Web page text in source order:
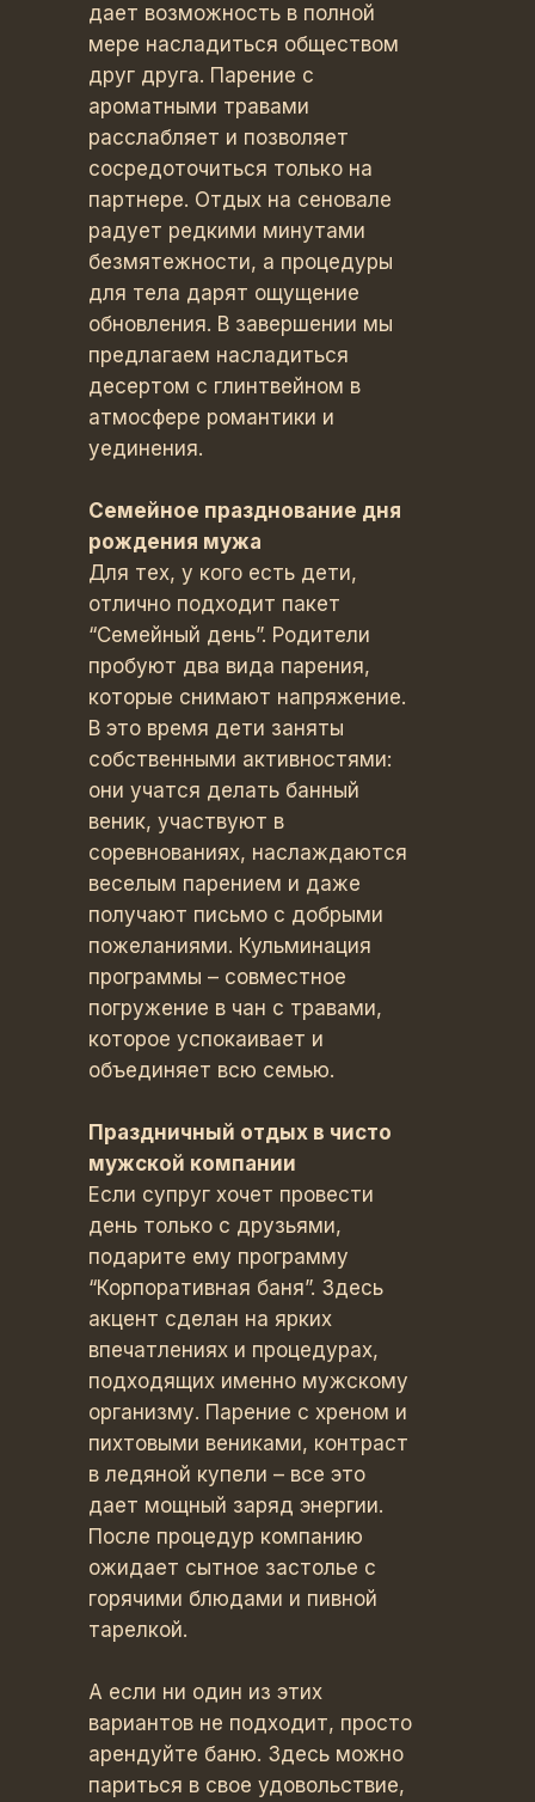
дает возможность в полной
мере насладиться обществом
друг друга. Парение с
ароматными травами
расслабляет и позволяет
сосредоточиться только на
партнере. Отдых на сеновале
радует редкими минутами
безмятежности, а процедуры
для тела дарят ощущение
обновления. В завершении мы
предлагаем насладиться
десертом с глинтвейном в
атмосфере романтики и
уединения.
Семейное празднование дня
рождения мужа
Для тех, у кого есть дети,
отлично подходит пакет
“Семейный день”. Родители
пробуют два вида парения,
которые снимают напряжение.
В это время дети заняты
собственными активностями:
они учатся делать банный
веник, участвуют в
соревнованиях, наслаждаются
веселым парением и даже
получают письмо с добрыми
пожеланиями. Кульминация
программы – совместное
погружение в чан с травами,
которое успокаивает и
объединяет всю семью.
Праздничный отдых в чисто
мужской компании
Если супруг хочет провести
день только с друзьями,
подарите ему программу
“Корпоративная баня”. Здесь
акцент сделан на ярких
впечатлениях и процедурах,
подходящих именно мужскому
организму. Парение с хреном и
пихтовыми вениками, контраст
в ледяной купели – все это
дает мощный заряд энергии.
После процедур компанию
ожидает сытное застолье с
горячими блюдами и пивной
тарелкой.
А если ни один из этих
вариантов не подходит, просто
арендуйте баню. Здесь можно
париться в свое удовольствие,